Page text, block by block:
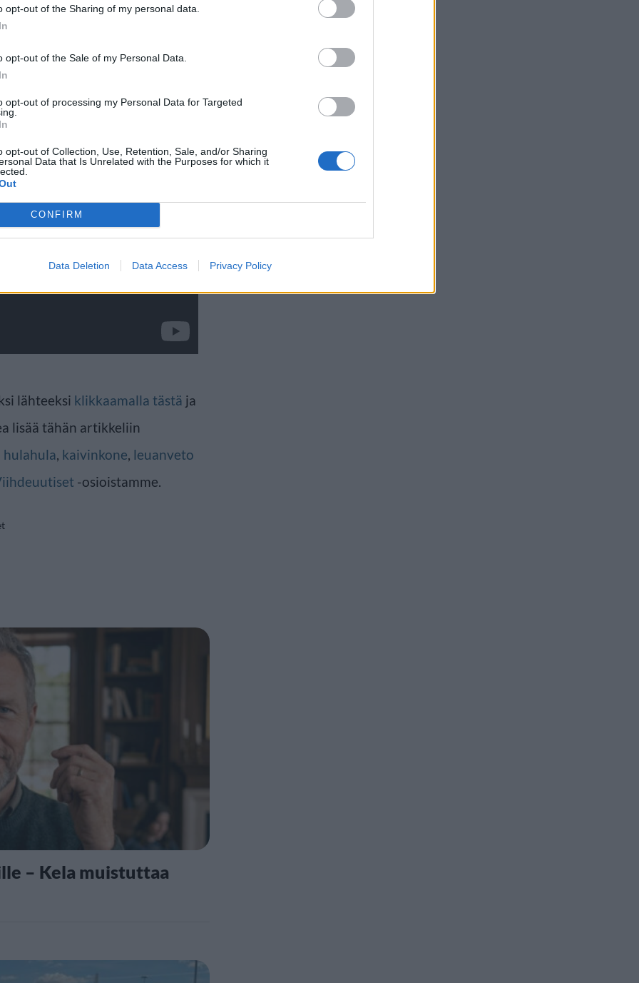
opt-out of the Sharing of my personal data.
opt-out of the Sale of my Personal Data.
opt-out of processing my Personal Data for Targeted
opt-out of Collection, Use, Retention, Sale, and/or Sharing
Data that Is Unrelated with the Purposes for which it
CONFIRM
Data Deletion Data Access Privacy Policy
näky paikallisten
mies on ahkera fitness-
vuoden ajan.
lähteeksi klikkaamalla tästä ja
lisää tähän artikkeliin
hulahula kaivinkone leuanveto
-osioistamme.
– Kela muistuttaa